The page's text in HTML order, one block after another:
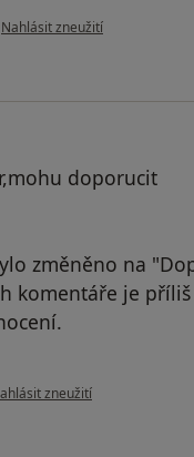
podle názoru uživatele Dita P.
Nahlásit zneužití
doporucit
změněno na
komentáře je
názoru uživatele Pacient
zneužití